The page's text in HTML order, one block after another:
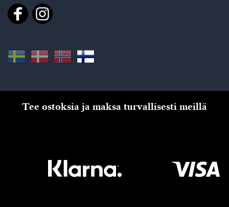
Tee ostoksia ja maksa turvallisesti meillä